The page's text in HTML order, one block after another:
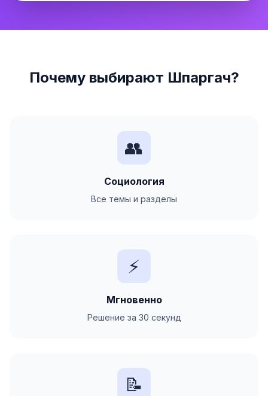
Почему выбирают Шпаргач?
👥
Социология
Все темы и разделы
⚡
Мгновенно
Решение за 30 секунд
📝